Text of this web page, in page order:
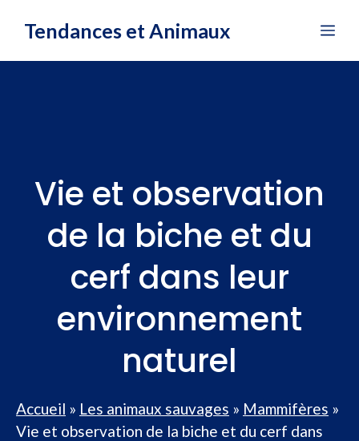
Tendances et Animaux
Vie et observation
de la biche et du
cerf dans leur
environnement
naturel
Accueil » Les animaux sauvages » Mammifères »
Vie et observation de la biche et du cerf dans